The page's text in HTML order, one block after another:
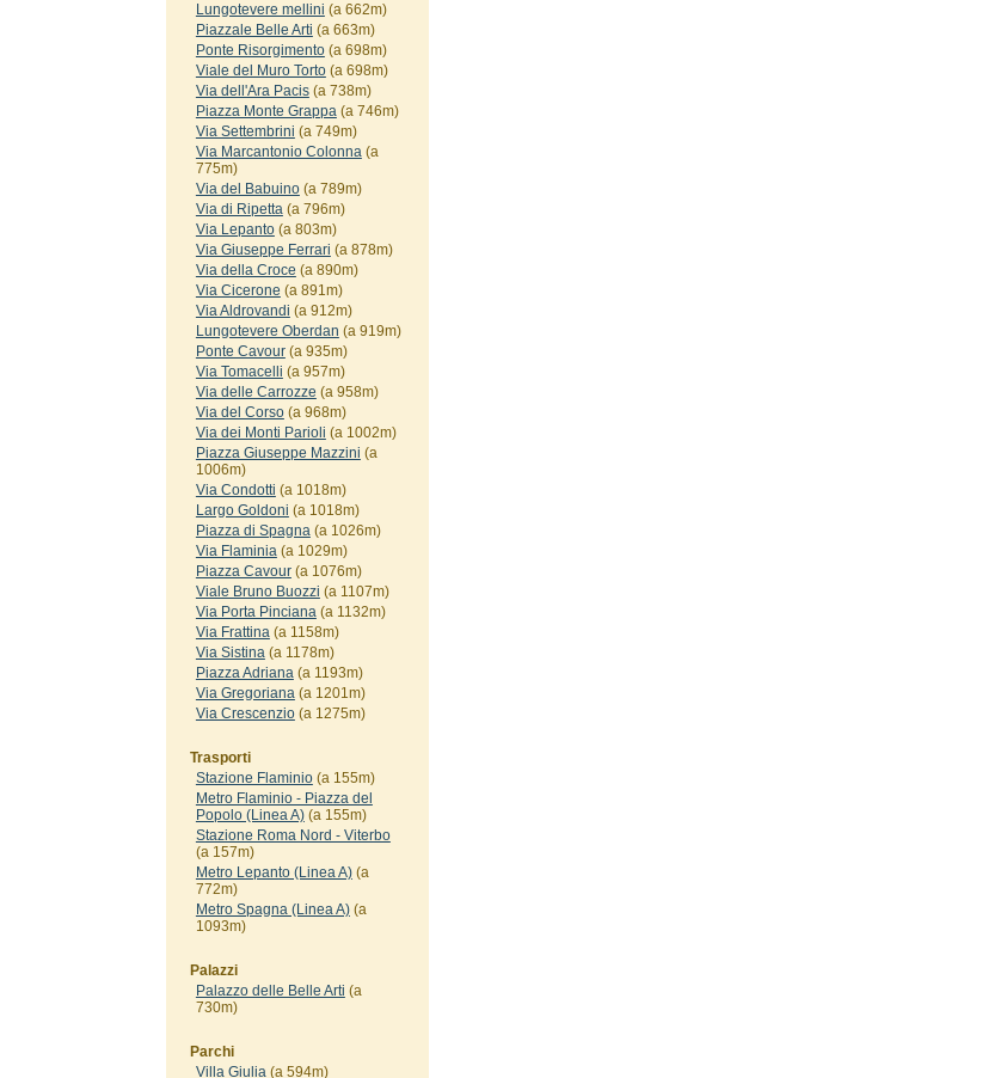
Lungotevere mellini (a 662m)
Piazzale Belle Arti (a 663m)
Ponte Risorgimento(a 698m)
Viale del Muro Torto(a 698m)
Via dell'Ara Pacis(a 738m)
Piazza Monte Grappa(a 746m)
Via Settembrini (a 749m)
Via Marcantonio Colonna(a
775m)
Via del Babuino(a 789m)
Via di Ripetta(a 796m)
Via Lepanto(a 803m)
Via Giuseppe Ferrari (a 878m)
Via della Croce (a 890m)
Via Cicerone (a 891m)
Via Aldrovandi (a 912m)
Lungotevere Oberdan (a 919m)
Ponte Cavour(a 935m)
Via Tomacelli (a 957m)
Via delle Carrozze (a 958m)
Via del Corso(a 968m)
Via dei Monti Parioli (a 1002m)
Piazza Giuseppe Mazzini (a
1006m)
Via Condotti (a 1018m)
Largo Goldoni (a 1018m)
Piazza di Spagna(a 1026m)
Via Flaminia(a 1029m)
Piazza Cavour(a 1076m)
Viale Bruno Buozzi (a 1107m)
Via Porta Pinciana(a 1132m)
Via Frattina(a 1158m)
Via Sistina(a 1178m)
Piazza Adriana(a 1193m)
Via Gregoriana(a 1201m)
Via Crescenzio(a 1275m)
Trasporti
Stazione Flaminio(a 155m)
Metro Flaminio - Piazza del
Popolo (Linea A)(a 155m)
Stazione Roma Nord - Viterbo
(a 157m)
Metro Lepanto (Linea A)(a
772m)
Metro Spagna (Linea A)(a
1093m)
Palazzi
Palazzo delle Belle Arti (a
730m)
Parchi
Villa Giulia(a 594m)